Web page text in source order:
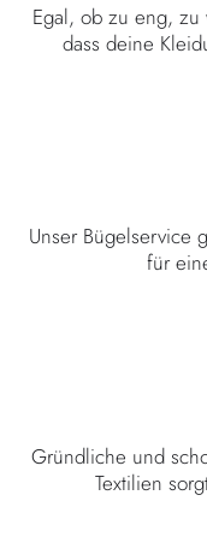
Egal, ob zu eng,
dass deine
Unser Bügelservice
für
Gründliche und
Textilien